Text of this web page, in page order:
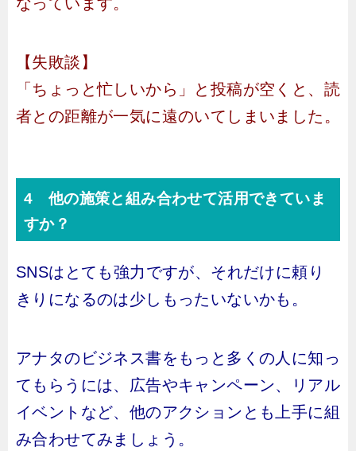
【失敗談】
「ちょっと忙しいから」と投稿が空くと、読
者との距離が一気に遠のいてしまいました。
4 他の施策と組み合わせて活用できていま
すか？
SNSはとても強力ですが、それだけに頼り
きりになるのは少しもったいないかも。
アナタのビジネス書をもっと多くの人に知っ
てもらうには、広告やキャンペーン、リアル
イベントなど、他のアクションとも上手に組
み合わせてみましょう。